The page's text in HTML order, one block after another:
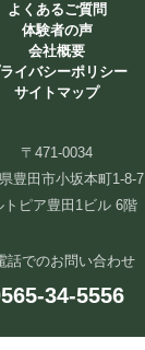
よくあるご質問
体験者の声
会社概要
イバシーポリシー
サイトマップ
〒471-0034
豊田市小坂本町1-8-7
トピア豊田1ビル 6階
話でのお問い合わせ
34-5556